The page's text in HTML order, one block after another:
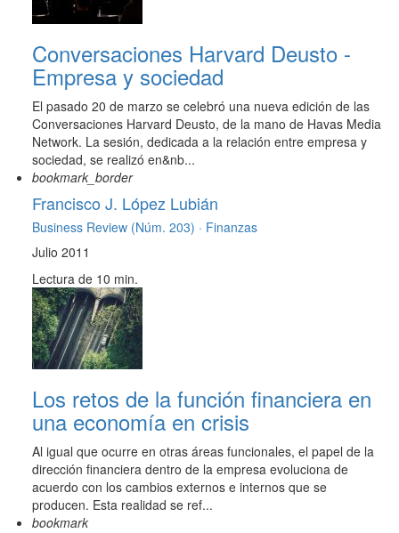
Conversaciones Harvard Deusto -
Empresa y sociedad
El pasado 20 de marzo se celebró una nueva edición de las
Conversaciones Harvard Deusto, de la mano de Havas Media
Network. La sesión, dedicada a la relación entre empresa y
sociedad, se realizó en&nb...
bookmark_border
Francisco J. López Lubián
Business Review (Núm. 203) · Finanzas
Julio 2011
Lectura de 10 min.
Los retos de la función financiera en
una economía en crisis
Al igual que ocurre en otras áreas funcionales, el papel de la
dirección financiera dentro de la empresa evoluciona de
acuerdo con los cambios externos e internos que se
producen. Esta realidad se ref...
bookmark